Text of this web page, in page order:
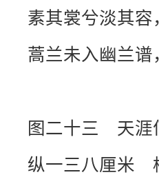
素其裳兮淡其
蒿兰未入幽兰
图二十三 天涯
纵一三八厘米